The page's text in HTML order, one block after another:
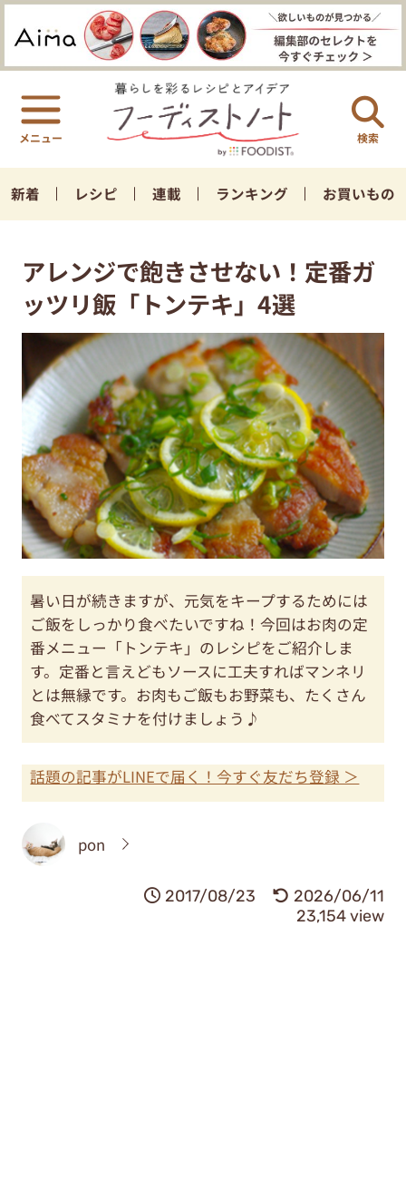
検索
新着 レシピ 連載 ランキング お買いもの
アレンジで飽きさせない！定番ガ
ッツリ飯「トンテキ」4選
暑い日が続きますが、元気をキープするためには
ご飯をしっかり食べたいですね！今回はお肉の定
番メニュー「トンテキ」のレシピをご紹介しま
す。定番と言えどもソースに工夫すればマンネリ
とは無縁です。お肉もご飯もお野菜も、たくさん
食べてスタミナを付けましょう♪
話題の記事がLINEで届く！今すぐ友だち登録 ＞
pon
2017/08/23
2026/06/11
23,154 view